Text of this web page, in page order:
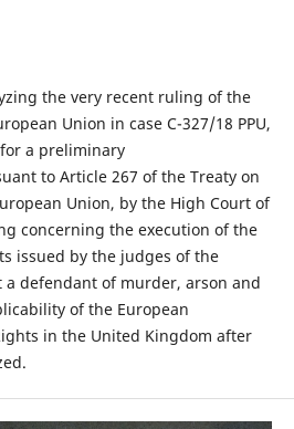
the very recent ruling of the
Union in case C-327/18 PPU,
a preliminary
to Article 267 of the Treaty on
Union, by the High Court of
concerning the execution of the
issued by the judges of the
defendant of murder, arson and
of the European
in the United Kingdom after